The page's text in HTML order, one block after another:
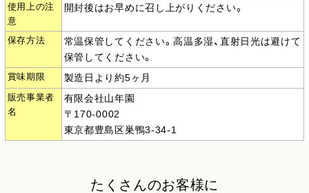
使用上の注
意
開封後はお早めに召し上がりください。
保存方法
常温保管してください。高温多湿、直射日光は避けて
保管してください。
賞味期限 製造日より約5ヶ月
販売事業者
名
有限会社山年園
〒170-0002
東京都豊島区巣鴨3-34-1
たくさんのお客様に